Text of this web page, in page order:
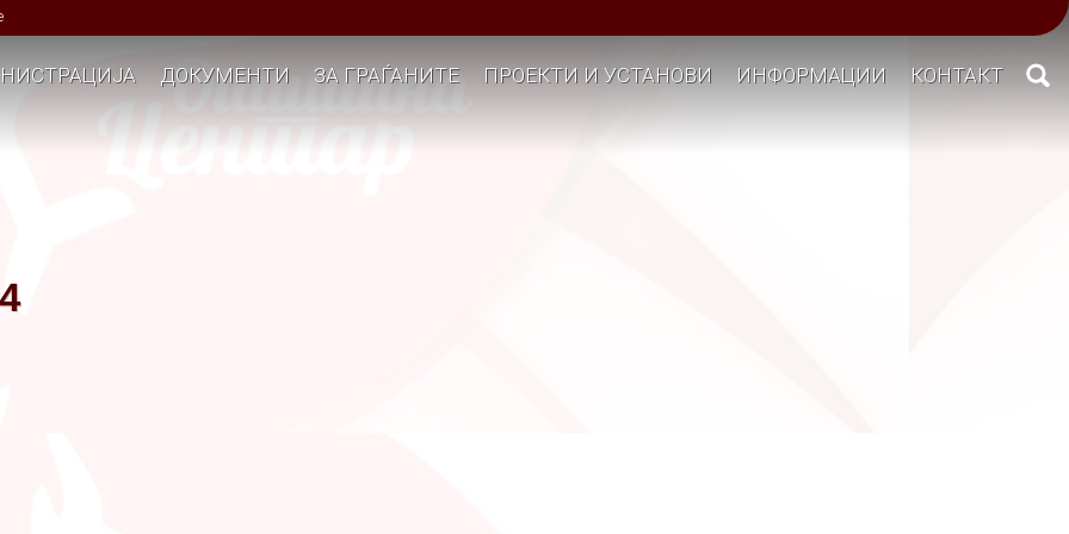
ДОКУМЕНТИ ЗА ГРАЃАНИТЕ ПРОЕКТИ И УСТАНОВИ ИНФОРМАЦИИ КОНТАКТ